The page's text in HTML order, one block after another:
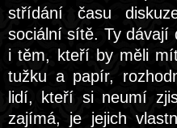
střídání času
sociální sítě. Ty dávají
i těm, kteří by měli
tužku a papír,
lidí, kteří si neumí
zajímá, je jejich